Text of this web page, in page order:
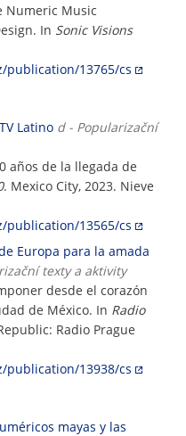
Numeric Music
In Sonic Visions
publication/13765/cs
Latino d - Popularizační
años de la llegada de
. Mexico City, 2023. Nieve
publication/13565/cs
Europa para la amada
texty a aktivity
desde el corazón
de México. In Radio
Radio Prague
publication/13938/cs
mayas y las